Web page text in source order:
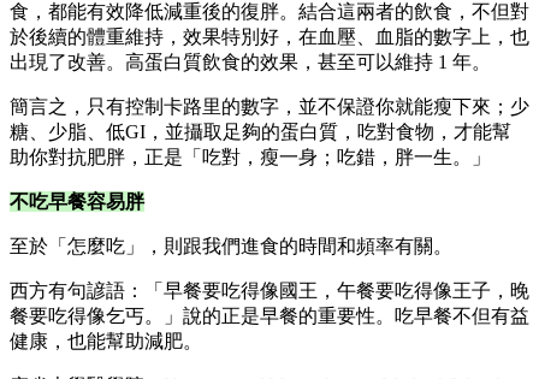
食，都能有效降低減重後的復胖。結合這兩者的飲食，不但對
於後續的體重維持，效果特別好，在血壓、血脂的數字上，也
出現了改善。高蛋白質飲食的效果，甚至可以維持 1 年。
簡言之，只有控制卡路里的數字，並不保證你就能瘦下來；少
糖、少脂、低GI，並攝取足夠的蛋白質，吃對食物，才能幫
助你對抗肥胖，正是「吃對，瘦一身；吃錯，胖一生。」
不吃早餐容易胖
至於「怎麼吃」，則跟我們進食的時間和頻率有關。
西方有句諺語：「早餐要吃得像國王，午餐要吃得像王子，晚
餐要吃得像乞丐。」說的正是早餐的重要性。吃早餐不但有益
健康，也能幫助減肥。